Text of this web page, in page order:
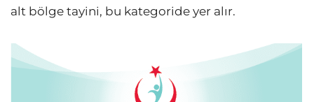
alt bölge tayini, bu kategoride yer alır.